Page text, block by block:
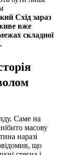
Схід зараз
вже
складної
Саме на
масову
наразі
що